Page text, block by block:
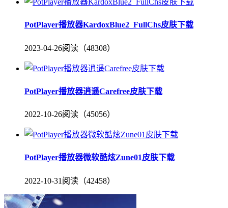
PotPlayer播放器KardoxBlue2_FullChs皮肤下载
2023-04-26阅读（48308）
PotPlayer播放器逍遥Carefree皮肤下载
2022-10-26阅读（45056）
PotPlayer播放器微软酷炫Zune01皮肤下载
2022-10-31 阅读（42458）